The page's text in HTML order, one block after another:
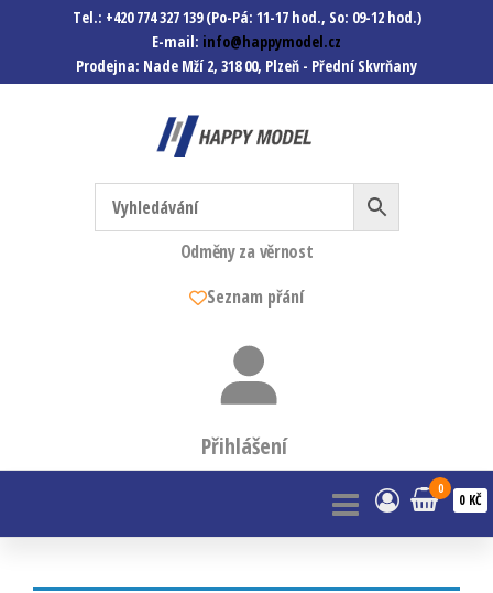
Tel.: +420 774 327 139 (Po-Pá: 11-17 hod., So: 09-12 hod.)
E-mail: info@happymodel.cz
Prodejna: Nade Mží 2, 318 00, Plzeň - Přední Skvrňany
Happymodel.cz
Modely autíček, modelová
železnice, mašinky, vagóny a
mnohem víc.
Odměny za věrnost
Seznam přání
Přihlášení
0
0 KČ